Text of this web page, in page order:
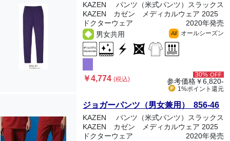
KAZEN
パンツ（米式パンツ）スラックス
KAZEN カゼン メディカルウェア 2025
ドクターウェア
2020年発売
男女共用
All オールシーズン
￥4,774(税込)
30% OFF
参考価格￥6,820-
1%ポイント 還元
ジョガーパンツ（男女兼用） 856-46
KAZEN
パンツ（米式パンツ）スラックス
KAZEN カゼン メディカルウェア 2025
ドクターウェア
2020年発売